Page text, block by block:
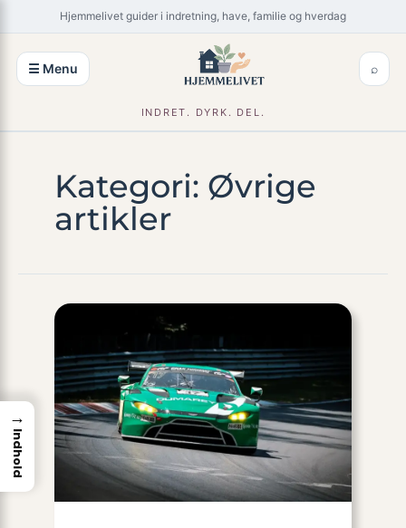
til
indhold
Hjemmelivet guider i indretning, have, familie og hverdag
☰ Menu ⌕
INDRET. DYRK. DEL.
Kategori: Øvrige
artikler
→
Indhold